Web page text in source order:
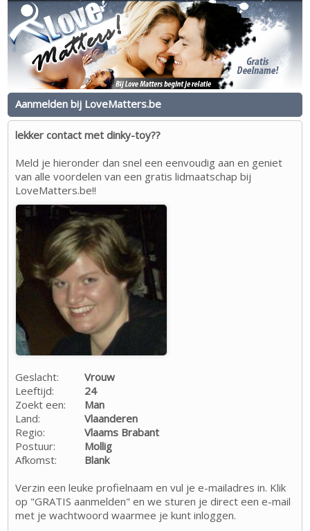
Aanmelden bij LoveMatters.be
lekker contact met dinky-toy??
Meld je hieronder dan snel een eenvoudig aan en geniet
van alle voordelen van een gratis lidmaatschap bij
LoveMatters.be!!
Geslacht:
Vrouw
Leeftijd:
24
Zoekt een:
Man
Land:
Vlaanderen
Regio:
Vlaams Brabant
Postuur:
Mollig
Afkomst:
Blank
Verzin een leuke profielnaam en vul je e-mailadres in. Klik
op "GRATIS aanmelden" en we sturen je direct een e-mail
met je wachtwoord waarmee je kunt inloggen.